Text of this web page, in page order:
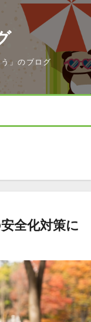
」のブログ
全化対策に